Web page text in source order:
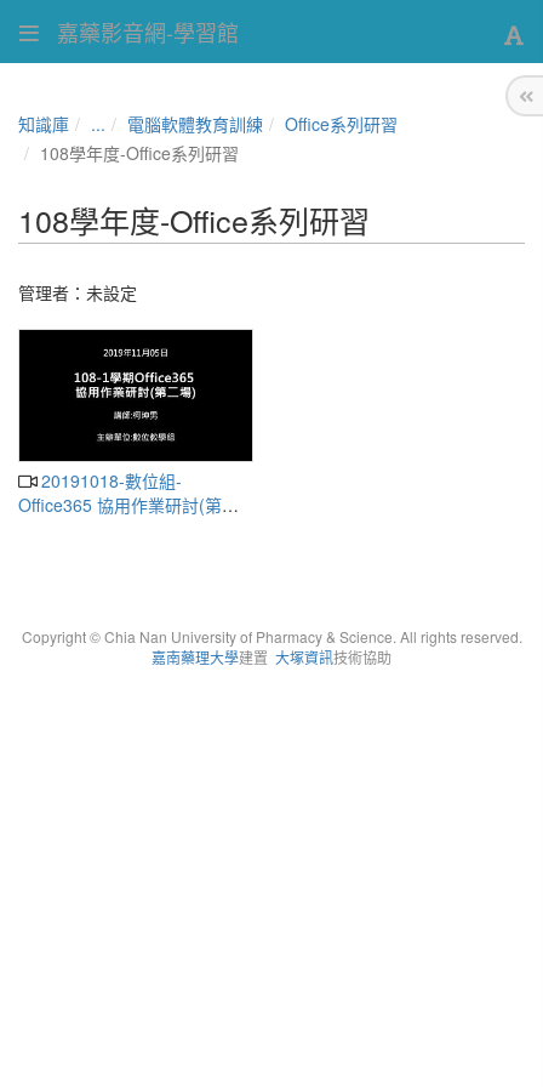
嘉藥影音網-學習館
知識庫 ... 電腦軟體教育訓練
Office系列研習
108學年度-Office系列研習
108學年度-Office系列研習
管理者：未設定
20191018-數位組-
Office365 協用作業研討(第二
Copyright © Chia Nan University of Pharmacy & Science. All rights reserved.
嘉南藥理大學建置 大塚資訊技術協助